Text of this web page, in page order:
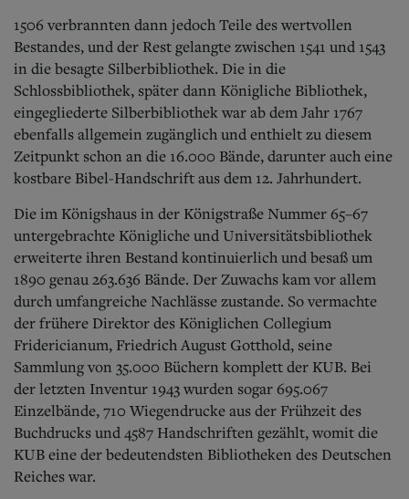
1506 verbrannten dann jedoch Teile des wertvollen
Bestandes, und der Rest gelangte zwischen 1541 und 1543
in die besagte Silberbibliothek. Die in die
Schlossbibliothek, später dann Königliche Bibliothek,
eingegliederte Silberbibliothek war ab dem Jahr 1767
ebenfalls allgemein zugänglich und enthielt zu diesem
Zeitpunkt schon an die 16.000 Bände, darunter auch eine
kostbare Bibel-Handschrift aus dem 12. Jahrhundert.
Die im Königshaus in der Königstraße Nummer 65–67
untergebrachte Königliche und Universitätsbibliothek
erweiterte ihren Bestand kontinuierlich und besaß um
1890 genau 263.636 Bände. Der Zuwachs kam vor allem
durch umfangreiche Nachlässe zustande. So vermachte
der frühere Direktor des Königlichen Collegium
Fridericianum, Friedrich August Gotthold, seine
Sammlung von 35.000 Büchern komplett der KUB. Bei
der letzten Inventur 1943 wurden sogar 695.067
Einzelbände, 710 Wiegendrucke aus der Frühzeit des
Buchdrucks und 4587 Handschriften gezählt, womit die
KUB eine der bedeutendsten Bibliotheken des Deutschen
Reiches war.